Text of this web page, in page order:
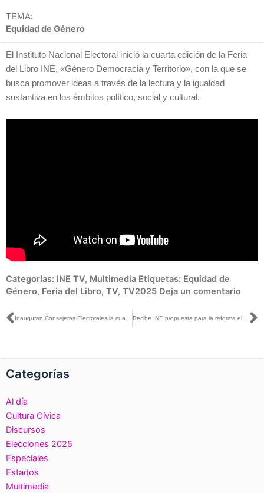
TEMA:
Equidad de Género
El Instituto Nacional Electoral inició la cuarta edición de la Feria
del Libro INE, «Género Democracia y Territorio», con la que se
busca promover ideas a través de la lectura y la igualdad
sustantiva en los ámbitos político, social y cultural.
Categorías: INE TV, Multimedia Etiquetas: Equidad de
Género, Feria del Libro, TV, TV2025 Deja un comentario
Ant Recibe INE propuesta para la reforma electoral de la Asociación de Tribunales Electorales de la República Mexicana y de la Asociación Mexicana de Fiscalías Electorales
Categorías
Al día
Cultura Cívica
Discursos
Elecciones 2025
Especiales
Estados
Multimedia